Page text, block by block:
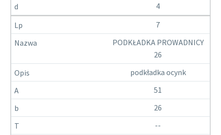
4
7
PODKŁADKA PROWADNICY
26
podkładka ocynk
51
26
--